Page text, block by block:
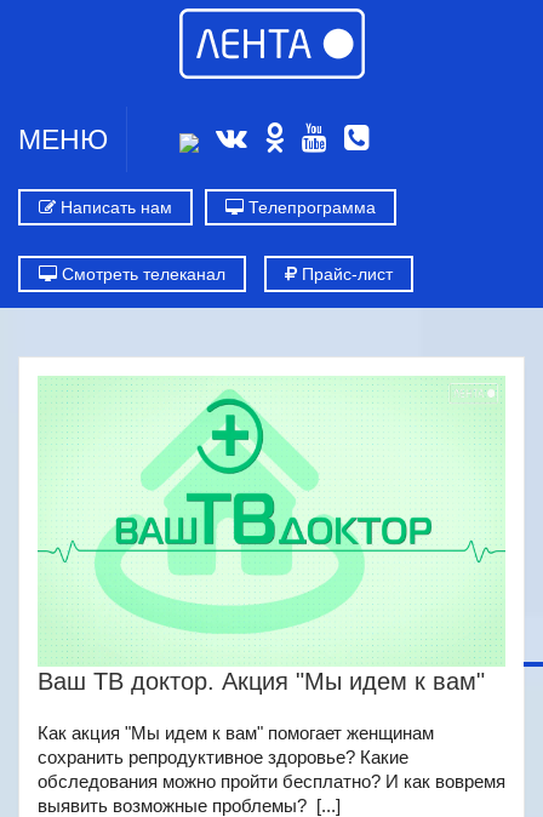
МЕНЮ
Написать нам Телепрограмма
Смотреть телеканал Прайс-лист
Ваш ТВ доктор. Акция "Мы идем к вам"
Как акция "Мы идем к вам" помогает женщинам
сохранить репродуктивное здоровье? Какие
обследования можно пройти бесплатно? И как вовремя
выявить возможные проблемы? [...]